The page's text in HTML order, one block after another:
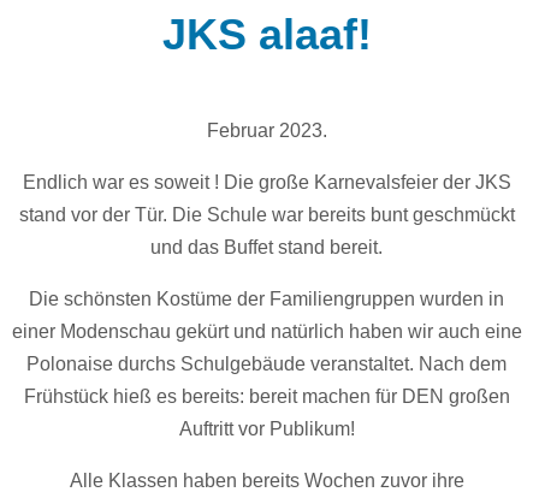
JKS alaaf!
Februar 2023.
Endlich war es soweit ! Die große Karnevalsfeier der JKS
stand vor der Tür. Die Schule war bereits bunt geschmückt
und das Buffet stand bereit.
Die schönsten Kostüme der Familiengruppen wurden in
einer Modenschau gekürt und natürlich haben wir auch eine
Polonaise durchs Schulgebäude veranstaltet. Nach dem
Frühstück hieß es bereits: bereit machen für DEN großen
Auftritt vor Publikum!
Alle Klassen haben bereits Wochen zuvor ihre